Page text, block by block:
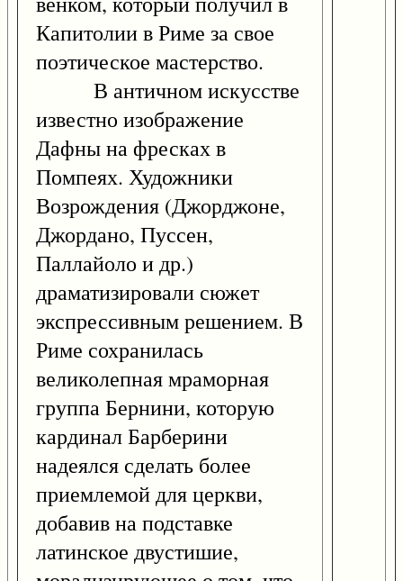
Капитолии в Риме за свое
поэтическое мастерство.
В античном искусстве
известно изображение
Дафны на фресках в
Помпеях. Художники
Возрождения (Джорджоне,
Джордано, Пуссен,
Паллайоло и др.)
драматизировали сюжет
экспрессивным решением. В
Риме сохранилась
великолепная мраморная
группа Бернини, которую
кардинал Барберини
надеялся сделать более
приемлемой для церкви,
добавив на подставке
латинское двустишие,